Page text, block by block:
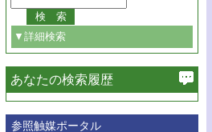
▼詳細検索
必ず含む
あなたの検索履歴
参照触媒ポータル